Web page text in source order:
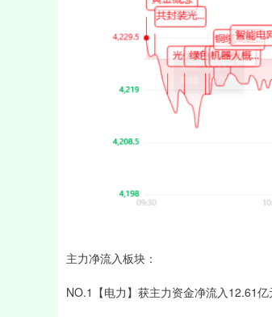
主力净流入板块：
NO.1【电力】获主力资金净流入12.61